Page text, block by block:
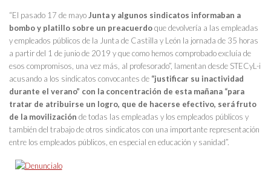
“El pasado 17 de mayo Junta y algunos sindicatos informaban a
bombo y platillo sobre un preacuerdoque devolvería a las empleadas
y empleados públicos de la Junta de Castilla y León la jornada de 35 horas
a partir del 1 de junio de 2019 y que como hemos comprobado excluía de
esos compromisos, una vez más, al profesorado”, lamentan desde STECyL-i
acusando a los sindicatos convocantes de “justificar su inactividad
durante el verano” con la concentración de esta mañana “para
tratar de atribuirse un logro, que de hacerse efectivo, será fruto
de la movilización de todas las empleadas y los empleados públicos y
también del trabajo de otros sindicatos con una importante representación
entre los empleados públicos, en especial en educación y sanidad”.